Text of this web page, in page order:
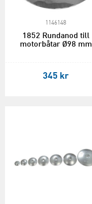
1146148
1852 Rundanod till
motorbåtar Ø98 mm
345 kr